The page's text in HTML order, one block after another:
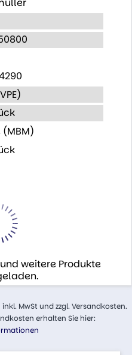
weitere Produkte
MwSt und zzgl. Versandkosten.
erhalten Sie hier: